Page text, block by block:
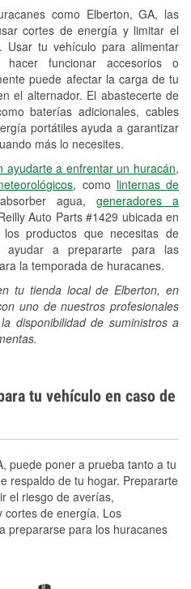
como Elberton, GA, las
cortes de energía y limitar el
Usar tu vehículo para alimentar
hacer funcionar accesorios o
puede afectar la carga de tu
el alternador. El abastecerte de
baterías adicionales, cables
portátiles ayuda a garantizar
más lo necesites.
ayudarte a enfrentar un huracán,
, como linternas de
agua, generadores a
Auto Parts #1429 ubicada en
productos que necesitas de
a prepararte para las
la temporada de huracanes.
tu tienda local de Elberton, en
uno de nuestros profesionales
disponibilidad de suministros a
tu vehículo en caso de
puede poner a prueba tanto a tu
respaldo de tu hogar. Prepararte
el riesgo de averías,
cortes de energía. Los
prepararse para los huracanes